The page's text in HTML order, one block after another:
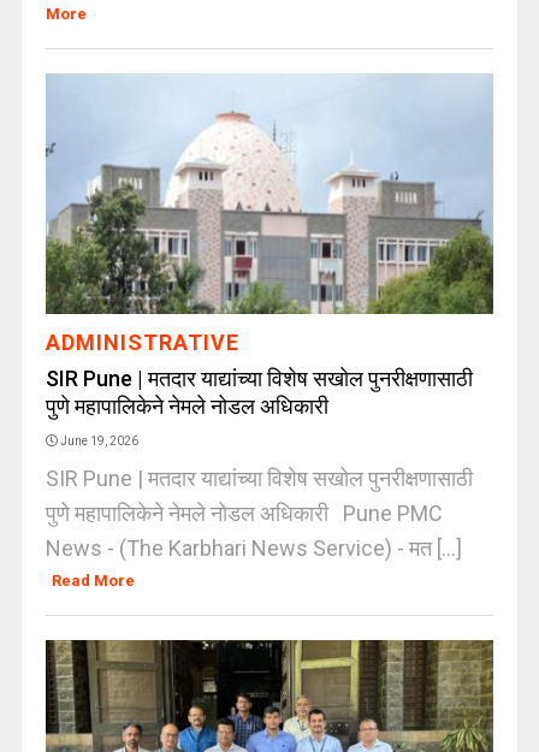
More
ADMINISTRATIVE
SIR Pune | मतदार याद्यांच्या विशेष सखोल पुनरीक्षणासाठी
पुणे महापालिकेने नेमले नोडल अधिकारी
June 19, 2026
SIR Pune | मतदार याद्यांच्या विशेष सखोल पुनरीक्षणासाठी
पुणे महापालिकेने नेमले नोडल अधिकारी Pune PMC
News - (The Karbhari News Service) - मत [...]
Read More